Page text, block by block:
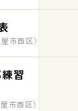
市西区）練習の様子
習
市西区）練習の様子